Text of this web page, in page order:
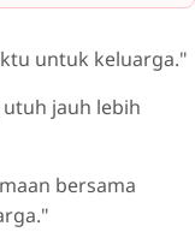
untuk keluarga."
jauh lebih
bersama